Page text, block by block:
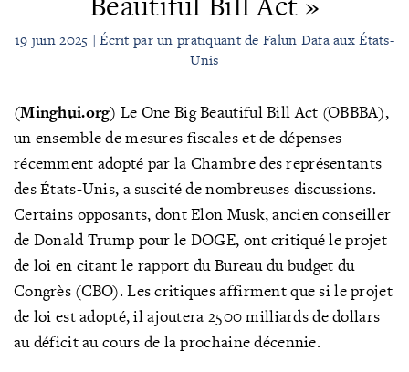
19 juin 2025 | Écrit par un pratiquant de Falun Dafa aux États-
Unis
(Minghui.org) Le One Big Beautiful Bill Act (OBBBA),
un ensemble de mesures fiscales et de dépenses
récemment adopté par la Chambre des représentants
des États-Unis, a suscité de nombreuses discussions.
Certains opposants, dont Elon Musk, ancien conseiller
de Donald Trump pour le DOGE, ont critiqué le projet
de loi en citant le rapport du Bureau du budget du
Congrès (CBO). Les critiques affirment que si le projet
de loi est adopté, il ajoutera 2500 milliards de dollars
au déficit au cours de la prochaine décennie.